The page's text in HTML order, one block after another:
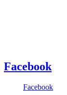
Facebook
Facebook